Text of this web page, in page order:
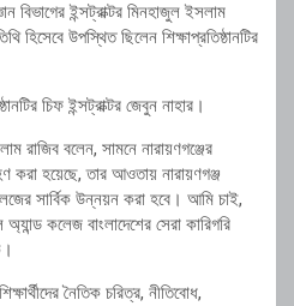
বিভাগের ইন্সট্রাক্টর মিনহাজুল ইসলাম
হিসেবে উপস্থিত ছিলেন শিক্ষাপ্রতিষ্ঠানটির
চিফ ইন্সট্রাক্টর জেবুন নাহার।
রাজিব বলেন, সামনে নারায়ণগঞ্জের
করা হয়েছে, তার আওতায় নারায়ণগঞ্জ
সার্বিক উন্নয়ন করা হবে। আমি চাই,
কলেজ বাংলাদেশের সেরা কারিগরি
নৈতিক চরিত্র, নীতিবোধ,